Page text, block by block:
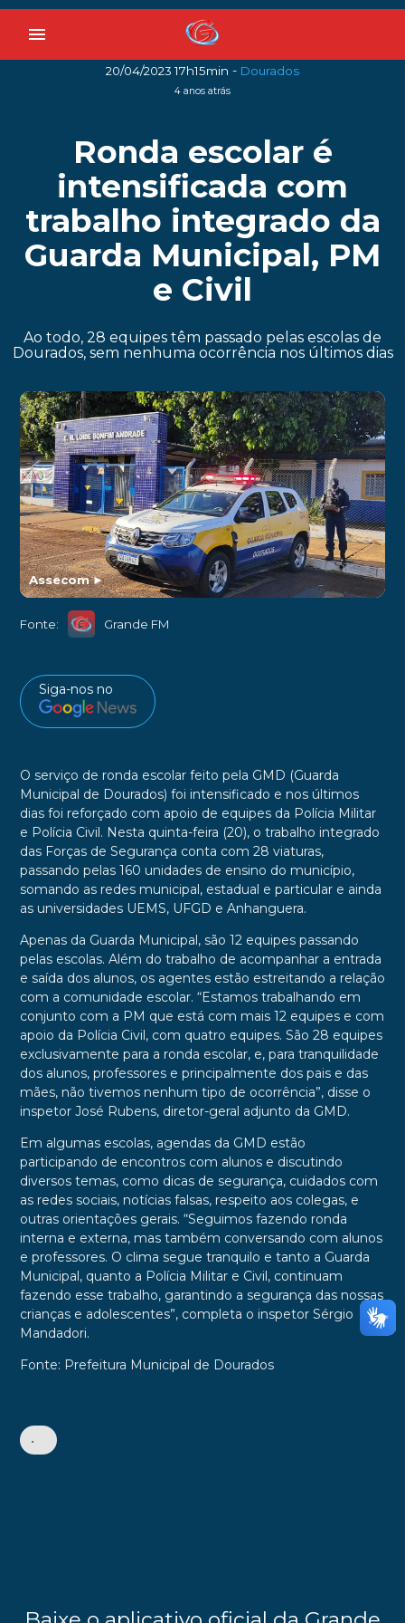
menu
20/04/2023 17h15min - Dourados
4 anos atrás
Ronda escolar é
intensificada com
trabalho integrado da
Guarda Municipal, PM
e Civil
Ao todo, 28 equipes têm passado pelas escolas de
Dourados, sem nenhuma ocorrência nos últimos dias
Assecom►
Fonte: Grande FM
Siga-nos no
O serviço de ronda escolar feito pela GMD (Guarda
Municipal de Dourados) foi intensificado e nos últimos
dias foi reforçado com apoio de equipes da Polícia Militar
e Polícia Civil. Nesta quinta-feira (20), o trabalho integrado
das Forças de Segurança conta com 28 viaturas,
passando pelas 160 unidades de ensino do município,
somando as redes municipal, estadual e particular e ainda
as universidades UEMS, UFGD e Anhanguera.
Apenas da Guarda Municipal, são 12 equipes passando
pelas escolas. Além do trabalho de acompanhar a entrada
e saída dos alunos, os agentes estão estreitando a relação
com a comunidade escolar. “Estamos trabalhando em
conjunto com a PM que está com mais 12 equipes e com
apoio da Polícia Civil, com quatro equipes. São 28 equipes
exclusivamente para a ronda escolar, e, para tranquilidade
dos alunos, professores e principalmente dos pais e das
mães, não tivemos nenhum tipo de ocorrência”, disse o
inspetor José Rubens, diretor-geral adjunto da GMD.
Em algumas escolas, agendas da GMD estão
participando de encontros com alunos e discutindo
diversos temas, como dicas de segurança, cuidados com
as redes sociais, notícias falsas, respeito aos colegas, e
outras orientações gerais. “Seguimos fazendo ronda
interna e externa, mas também conversando com alunos
e professores. O clima segue tranquilo e tanto a Guarda
Municipal, quanto a Polícia Militar e Civil, continuam
fazendo esse trabalho, garantindo a segurança das nossas
crianças e adolescentes”, completa o inspetor Sérgio
Mandadori.
Fonte: Prefeitura Municipal de Dourados
•